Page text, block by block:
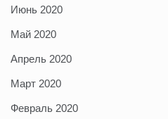
Июнь 2020
Май 2020
Апрель 2020
Март 2020
Февраль 2020